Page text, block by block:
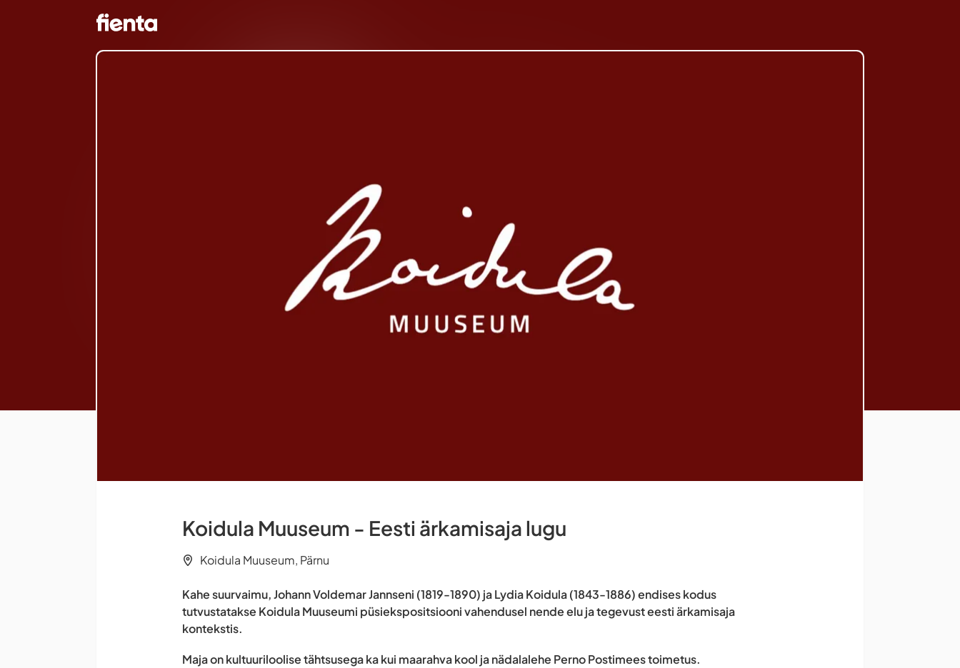
Koidula Muuseum - Eesti ärkamisaja lugu
Koidula Muuseum, Pärnu
Kahe suurvaimu, Johann Voldemar Jannseni (1819-1890) ja Lydia Koidula (1843-1886) endises kodus
tutvustatakse Koidula Muuseumi püsiekspositsiooni vahendusel nende elu ja tegevust eesti ärkamisaja
kontekstis.
Maja on kultuuriloolise tähtsusega ka kui maarahva kool ja nädalalehe Perno Postimees toimetus.